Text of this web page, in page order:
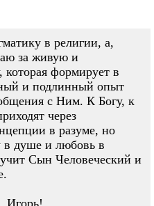
в религии, а,
за живую и
формирует в
и подлинный опыт
с Ним. К Богу, к
через
в разуме, но
в душе и любовь в
Сын Человеческий и
Игорь!